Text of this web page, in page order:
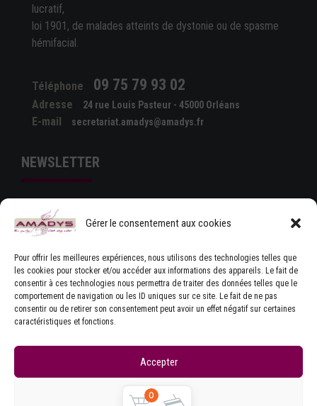
Gérer le consentement aux cookies
Pour offrir les meilleures expériences, nous utilisons des technologies telles que
les cookies pour stocker et/ou accéder aux informations des appareils. Le fait de
consentir à ces technologies nous permettra de traiter des données telles que le
comportement de navigation ou les ID uniques sur ce site. Le fait de ne pas
consentir ou de retirer son consentement peut avoir un effet négatif sur certaines
caractéristiques et fonctions.
Accepter
Refuser
lucratif,
loi 1901, de malades atteints de dystonie ou de spasme
hémifacial.
Téléphone 09 75 79 93 02
Adresse 24 rue Louis Pasteur - 45000 Orléans
E-mail secretariat.amadys@amadys.fr
NEWSLETTER
J'ACCEPTE LES CONDITIONS GÉNÉRALES
D'UTILISATION
Mentions légales
0